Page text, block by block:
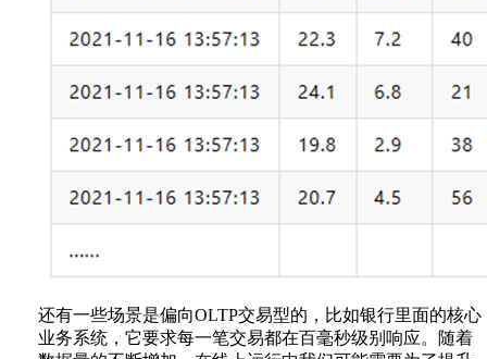
还有一些场景是偏向OLTP交易型的，比如银行里面的核心
业务系统，它要求每一笔交易都在百毫秒级别响应。随着